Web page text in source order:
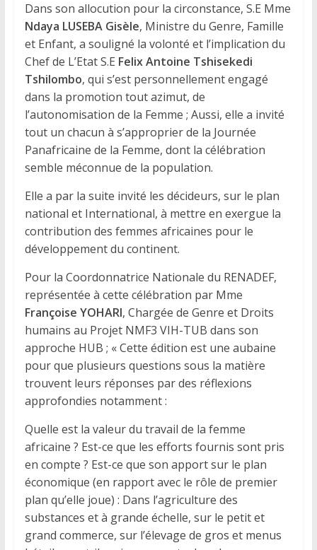
Dans son allocution pour la circonstance, S.E Mme
Ndaya LUSEBA Gisèle, Ministre du Genre, Famille
et Enfant, a souligné la volonté et l’implication du
Chef de L’Etat S.E Felix Antoine Tshisekedi
Tshilombo, qui s’est personnellement engagé
dans la promotion tout azimut, de
l’autonomisation de la Femme ; Aussi, elle a invité
tout un chacun à s’approprier de la Journée
Panafricaine de la Femme, dont la célébration
semble méconnue de la population.
Elle a par la suite invité les décideurs, sur le plan
national et International, à mettre en exergue la
contribution des femmes africaines pour le
développement du continent.
Pour la Coordonnatrice Nationale du RENADEF,
représentée à cette célébration par Mme
Françoise YOHARI, Chargée de Genre et Droits
humains au Projet NMF3 VIH-TUB dans son
approche HUB ; « Cette édition est une aubaine
pour que plusieurs questions sous la matière
trouvent leurs réponses par des réflexions
approfondies notamment :
Quelle est la valeur du travail de la femme
africaine ? Est-ce que les efforts fournis sont pris
en compte ? Est-ce que son apport sur le plan
économique (en rapport avec le rôle de premier
plan qu’elle joue) : Dans l’agriculture des
substances et à grande échelle, sur le petit et
grand commerce, sur l’élevage de gros et menus